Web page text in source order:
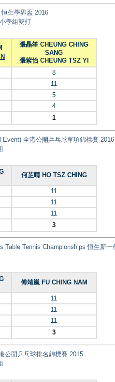
生學界盃 2016
學組雙打
張晶笙 CHEUNG CHING
SANG
張紫怡 CHEUNG TSZ YI
8
11
5
4
1
Event) 全港公開乒乓球單項錦標賽 2016
何芷晴 HO TSZ CHING
11
11
11
3
Table Tennis Championships 恒生新
傅靖嵐 FU CHING NAM
11
11
11
3
公開乒乓球排名錦標賽 2015